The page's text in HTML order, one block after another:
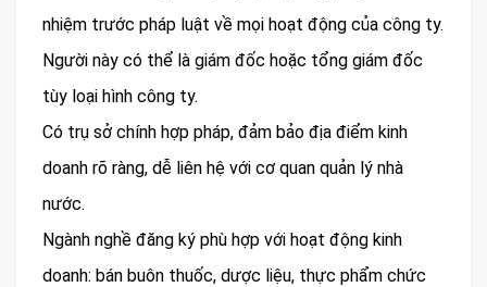
nhiệm trước pháp luật về mọi hoạt động của công ty.
Người này có thể là giám đốc hoặc tổng giám đốc
tùy loại hình công ty.
Có trụ sở chính hợp pháp, đảm bảo địa điểm kinh
doanh rõ ràng, dễ liên hệ với cơ quan quản lý nhà
nước.
Ngành nghề đăng ký phù hợp với hoạt động kinh
doanh: bán buôn thuốc, dược liệu, thực phẩm chức